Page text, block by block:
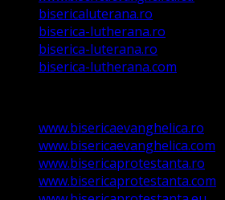
bisericaluterana.ro
biserica-lutherana.ro
biserica-luterana.ro
biserica-lutherana.com
www.bisericaevanghelica.ro
www.bisericaevanghelica.com
www.bisericaprotestanta.ro
www.bisericaprotestanta.com